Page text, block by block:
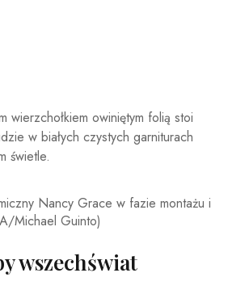
Nancy Grace w fazie montażu i
Michael Guinto)
wszechświat